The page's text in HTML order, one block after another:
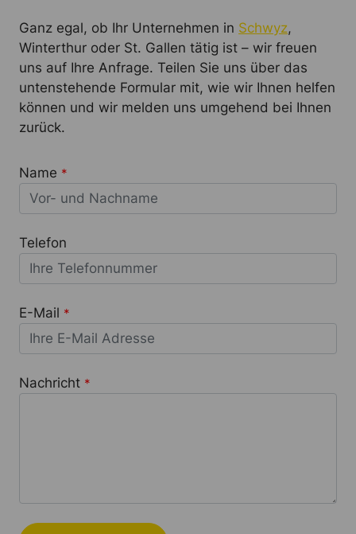
Ganz egal, ob Ihr Unternehmen in Schwyz,
Winterthur oder St. Gallen tätig ist – wir freuen
uns auf Ihre Anfrage. Teilen Sie uns über das
untenstehende Formular mit, wie wir Ihnen helfen
können und wir melden uns umgehend bei Ihnen
zurück.
Name *
Telefon
E-Mail *
Nachricht *